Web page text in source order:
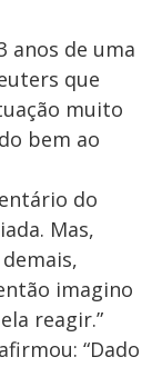
anos de uma
que
muito
bem ao
do
Mas,
imagino
reagir.”
“Dado